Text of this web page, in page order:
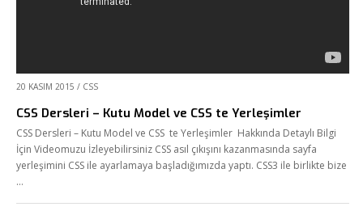
20 KASIM 2015 / CSS
CSS Dersleri – Kutu Model ve CSS te Yerleşimler
CSS Dersleri – Kutu Model ve CSS te Yerleşimler Hakkında Detaylı Bilgi
İçin Videomuzu İzleyebilirsiniz CSS asıl çıkışını kazanmasında sayfa
yerleşimini CSS ile ayarlamaya başladığımızda yaptı. CSS3 ile birlikte bize
…